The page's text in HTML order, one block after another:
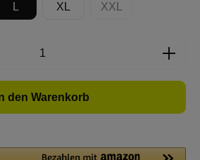
L XL XXL
(Diese Option ist
Gib den gewünschten
den Warenkorb